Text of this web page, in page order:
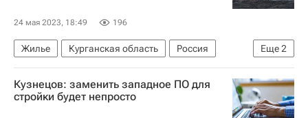
24 мая 2023, 18:49 196
Еще2
Жилье Курганская область
Россия
МЧС России (Министерство РФ по делам гражданской обороны, чрезвычайным ситуациям и ликвидации последствий стихийных бедствий)
Природные пожары в России
Кузнецов: заменить западное ПО для
стройки будет непросто